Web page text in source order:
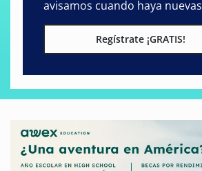
avisamos cuando haya
Regístrate ¡GRATIS!